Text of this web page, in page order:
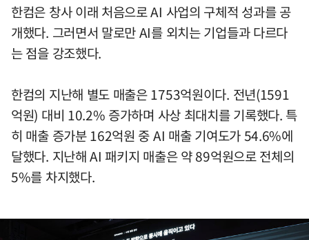
한컴은 창사 이래 처음으로 AI 사업의 구체적 성과를 공
개했다. 그러면서 말로만 AI를 외치는 기업들과 다르다
는 점을 강조했다.
한컴의 지난해 별도 매출은 1753억원이다. 전년(1591
억원) 대비 10.2% 증가하며 사상 최대치를 기록했다. 특
히 매출 증가분 162억원 중 AI 매출 기여도가 54.6%에
달했다. 지난해 AI 패키지 매출은 약 89억원으로 전체의
5%를 차지했다.